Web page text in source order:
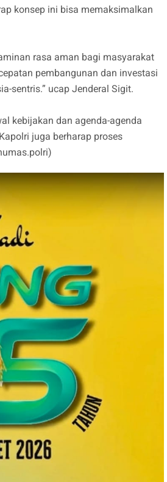
konsep ini bisa memaksimalkan
rasa aman bagi masyarakat
pembangunan dan investasi
sentris.” ucap Jenderal Sigit.
kebijakan dan agenda-agenda
juga berharap proses